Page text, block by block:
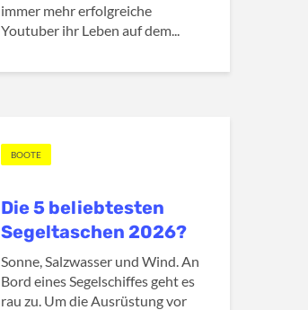
immer mehr erfolgreiche
Youtuber ihr Leben auf dem...
BOOTE
Die 5 beliebtesten
Segeltaschen 2026?
Sonne, Salzwasser und Wind. An
Bord eines Segelschiffes geht es
rau zu. Um die Ausrüstung vor